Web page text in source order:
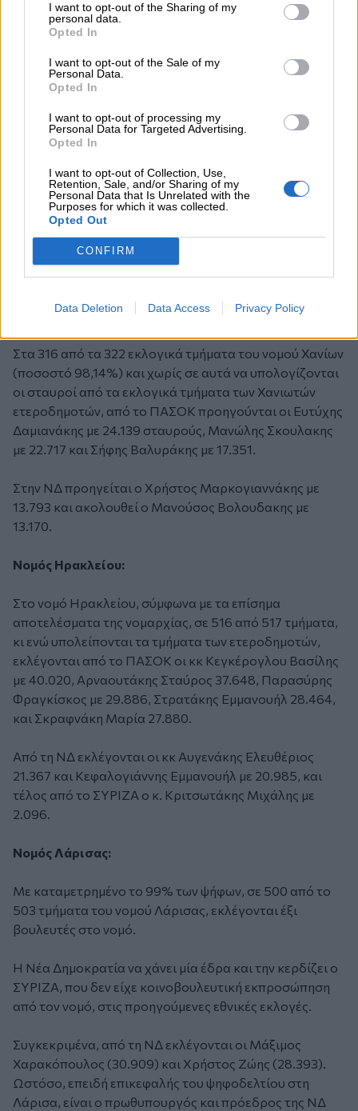
I want to opt-out of the Sharing of my
personal data.
Opted In
I want to opt-out of the Sale of my
Personal Data.
Opted In
I want to opt-out of processing my
Personal Data for Targeted Advertising.
Opted In
I want to opt-out of Collection, Use,
Retention, Sale, and/or Sharing of my
Personal Data that Is Unrelated with the
Purposes for which it was collected.
Opted Out
CONFIRM
Data Deletion Data Access Privacy Policy
Κουτμερίδης με 19.527 και Μιχάλης Τσελέπης με 10.908
σταυρούς.
Από το ΛΑΟΣ εκλέγεται ο Ηλίας Πολατίδης με 3.222
σταυρούς.
Νομός Γρεβενών:
μονοεδρική εκλογική περιφέρεια του νομού Γρεβενών.
Η καταμέτρηση των ψήφων έχει ολοκληρωθεί στα 130
από τα 135 εκλογικά τμήματα.
Νομός Χανίων:
Χανίων κερδίζει το ΠΑΣΟΚ ενώ μία έδρα κερδίζει η ΝΔ.
Στα 316 από τα 322 εκλογικά τμήματα του νομού Χανίων
(ποσοστό 98,14%) και χωρίς σε αυτά να υπολογίζονται
οι σταυροί από τα εκλογικά τμήματα των Χανιωτών
ετεροδημοτών, από το ΠΑΣΟΚ προηγούνται οι Ευτύχης
Δαμιανάκης με 24.139 σταυρούς, Μανώλης Σκουλακης
με 22.717 και Σήφης Βαλυράκης με 17.351.
Στην ΝΔ προηγείται ο Χρήστος Μαρκογιαννάκης με
13.793 και ακολουθεί ο Μανούσος Βολουδακης με
13.170.
Νομός Ηρακλείου:
Στο νομό Ηρακλείου, σύμφωνα με τα επίσημα
αποτελέσματα της νομαρχίας, σε 516 από 517 τμήματα,
κι ενώ υπολείπονται τα τμήματα των ετεροδημοτών,
εκλέγονται από το ΠΑΣΟΚ οι κκ Κεγκέρογλου Βασίλης
με 40.020, Αρναουτάκης Σταύρος 37.648, Παρασύρης
Φραγκίσκος με 29.886, Στρατάκης Εμμανουήλ 28.464,
και Σκραφνάκη Μαρία 27.880.
Από τη ΝΔ εκλέγονται οι κκ Αυγενάκης Ελευθέριος
21.367 και Κεφαλογιάννης Εμμανουήλ με 20.985, και
τέλος από το ΣΥΡΙΖΑ ο κ. Κριτσωτάκης Μιχάλης με
2.096.
Νομός Λάρισας:
Με καταμετρημένο το 99% των ψήφων, σε 500 από το
503 τμήματα του νομού Λάρισας, εκλέγονται έξι
βουλευτές στο νομό.
Η Νέα Δημοκρατία να χάνει μία έδρα και την κερδίζει ο
ΣΥΡΙΖΑ, που δεν είχε κοινοβουλευτική εκπροσώπηση
από τον νομό, στις προηγούμενες εθνικές εκλογές.
Συγκεκριμένα, από τη ΝΔ εκλέγονται οι Μάξιμος
Χαρακόπουλος (30.909) και Χρήστος Ζώης (28.393).
Ωστόσο, επειδή επικεφαλής του ψηφοδελτίου στη
Λάρισα, είναι ο πρωθυπουργός και πρόεδρος της ΝΔ